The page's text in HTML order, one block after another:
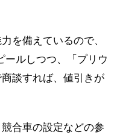
を備えているので、
ールしつつ、「プリウ
談すれば、値引きが
合車の設定などの参